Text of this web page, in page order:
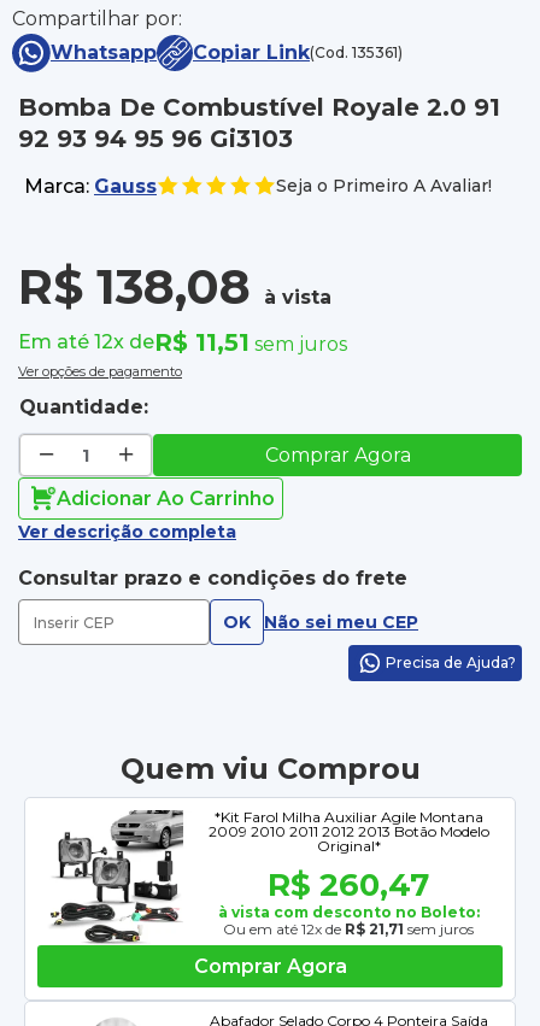
Compartilhar por:
Whatsapp
Copiar Link(Cod. 135361)
Bomba De Combustível Royale 2.0 91
92 93 94 95 96 Gi3103
Marca: Gauss Seja o Primeiro A Avaliar!
R$ 138,08
à vista
Em até 12x deR$ 11,51 sem juros
Ver opções de pagamento
Quantidade:
Comprar Agora
Adicionar Ao Carrinho
Ver descrição completa
Consultar prazo e condições do frete
OK Não sei meu CEP
Precisa de Ajuda?
Quem viu Comprou
*Kit Farol Milha Auxiliar Agile Montana
2009 2010 2011 2012 2013 Botão Modelo
Original*
R$ 260,47
à vista com desconto no Boleto:
Ou em até 12x de R$ 21,71 sem juros
Comprar Agora
Abafador Selado Corpo 4 Ponteira Saída